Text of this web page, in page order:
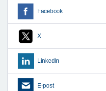
Facebook
X
LinkedIn
E-post